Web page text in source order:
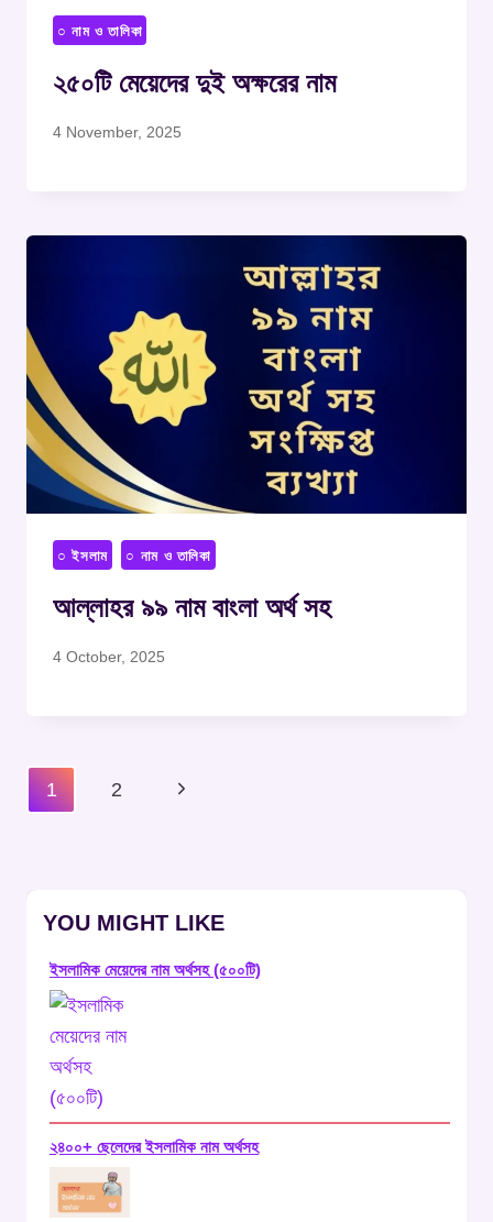
○ নাম ও তালিকা
২৫০টি মেয়েদের দুই অক্ষরের নাম
4 November, 2025
○ ইসলাম ○ নাম ও তালিকা
আল্লাহর ৯৯ নাম বাংলা অর্থ সহ
4 October, 2025
Page
1 2
Next
YOU MIGHT LIKE
ইসলামিক মেয়েদের নাম অর্থসহ (৫০০টি)
২৪০০+ ছেলেদের ইসলামিক নাম অর্থসহ